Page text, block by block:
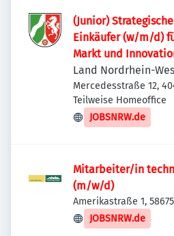
(Junior)
Einkäufer (w/m/d)
Markt und
Land Nordrhein-
Mercedesstraße 12,
Deutschland
Teilweise Homeoffice
JOBSNRW.de
Mitarbeiter/in
(m/w/d)
Amerikastraße 1,
JOBSNRW.de